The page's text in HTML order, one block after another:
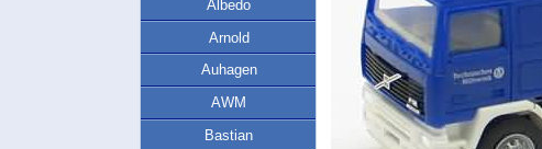
Albedo
Arnold
Auhagen
AWM
Bastian